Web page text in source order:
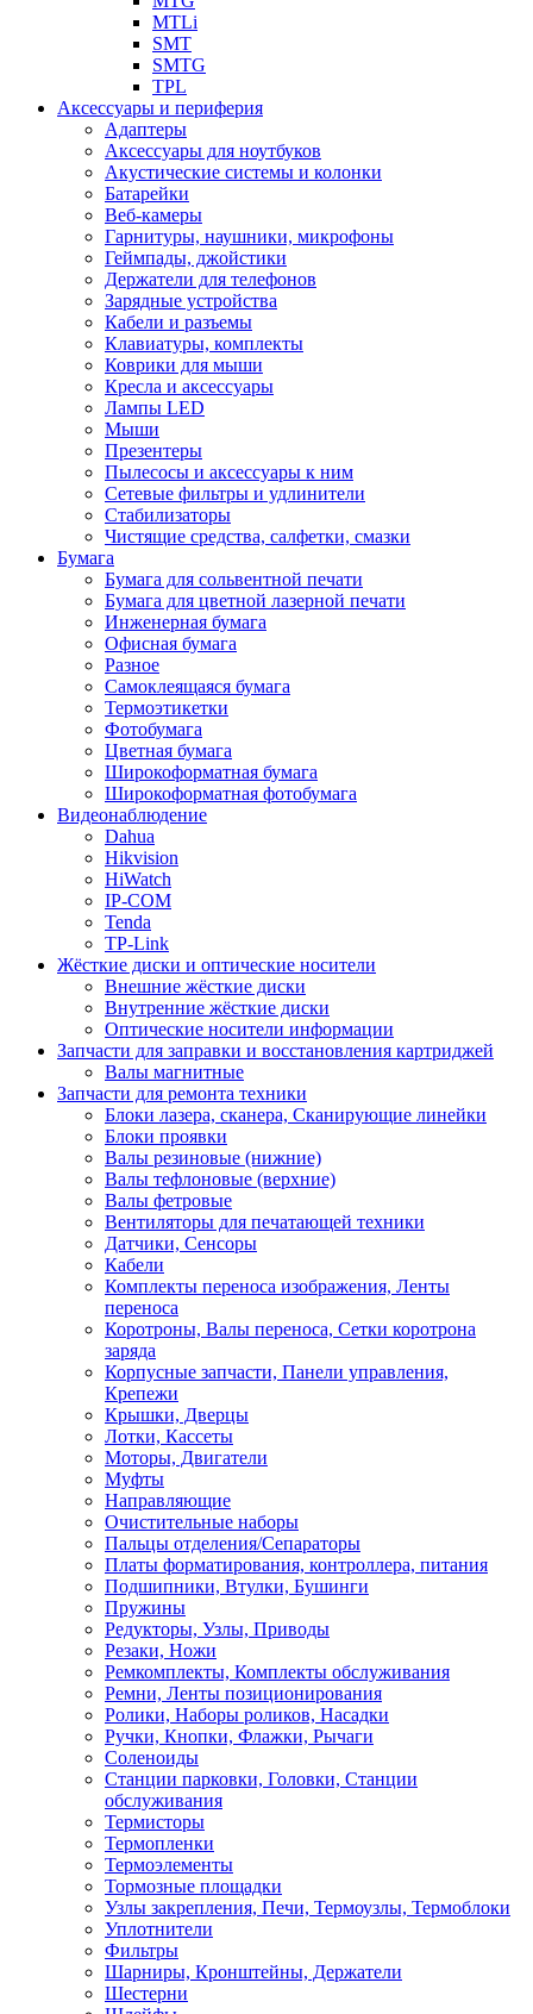
MTLi
SMT
SMTG
TPL
Аксессуары и периферия
Адаптеры
Аксессуары для ноутбуков
Акустические системы и колонки
Батарейки
Веб-камеры
Гарнитуры, наушники, микрофоны
Геймпады, джойстики
Держатели для телефонов
Зарядные устройства
Кабели и разъемы
Клавиатуры, комплекты
Коврики для мыши
Кресла и аксессуары
Лампы LED
Мыши
Презентеры
Пылесосы и аксессуары к ним
Сетевые фильтры и удлинители
Стабилизаторы
Чистящие средства, салфетки, смазки
Бумага
Бумага для сольвентной печати
Бумага для цветной лазерной печати
Инженерная бумага
Офисная бумага
Разное
Самоклеящаяся бумага
Термоэтикетки
Фотобумага
Цветная бумага
Широкоформатная бумага
Широкоформатная фотобумага
Видеонаблюдение
Dahua
Hikvision
HiWatch
IP-COM
Tenda
TP-Link
Жёсткие диски и оптические носители
Внешние жёсткие диски
Внутренние жёсткие диски
Оптические носители информации
Запчасти для заправки и восстановления картриджей
Валы магнитные
Запчасти для ремонта техники
Блоки лазера, сканера, Сканирующие линейки
Блоки проявки
Валы резиновые (нижние)
Валы тефлоновые (верхние)
Валы фетровые
Вентиляторы для печатающей техники
Датчики, Сенсоры
Кабели
Комплекты переноса изображения, Ленты
переноса
Коротроны, Валы переноса, Сетки коротрона
заряда
Корпусные запчасти, Панели управления,
Крепежи
Крышки, Дверцы
Лотки, Кассеты
Моторы, Двигатели
Муфты
Направляющие
Очистительные наборы
Пальцы отделения/Сепараторы
Платы форматирования, контроллера, питания
Подшипники, Втулки, Бушинги
Пружины
Редукторы, Узлы, Приводы
Резаки, Ножи
Ремкомплекты, Комплекты обслуживания
Ремни, Ленты позиционирования
Ролики, Наборы роликов, Насадки
Ручки, Кнопки, Флажки, Рычаги
Соленоиды
Станции парковки, Головки, Станции
обслуживания
Термисторы
Термопленки
Термоэлементы
Тормозные площадки
Узлы закрепления, Печи, Термоузлы, Термоблоки
Уплотнители
Фильтры
Шарниры, Кронштейны, Держатели
Шестерни